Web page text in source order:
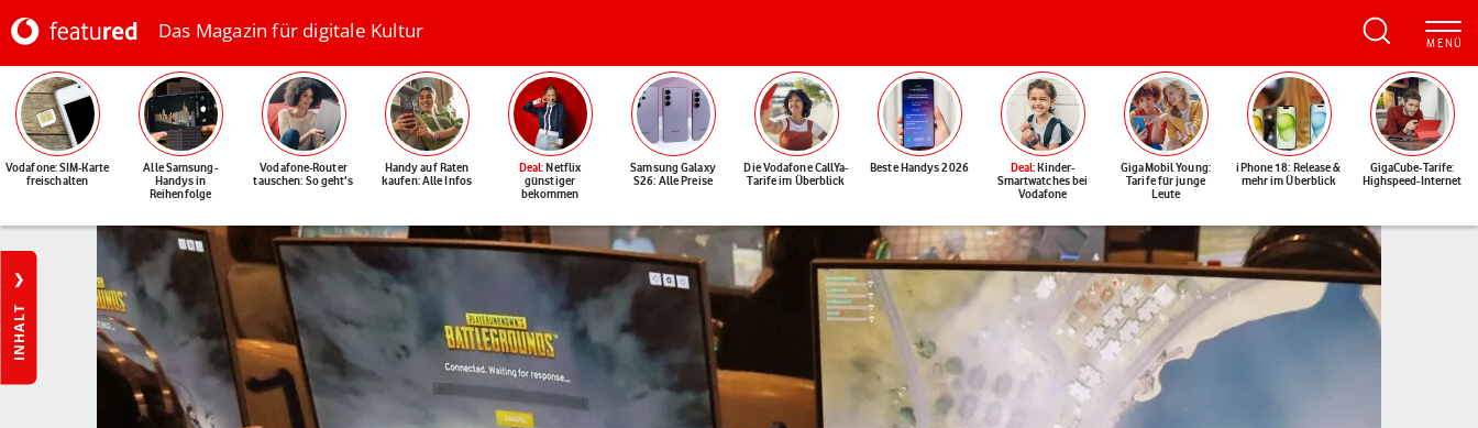
Das Magazin für digitale Kultur
Vodafone: SIM-Karte
freischalten
Alle Samsung-
Handys in
Reihenfolge
Vodafone-Router
tauschen: So geht's
Handy auf Raten
kaufen: Alle Infos
Deal: Netflix
günstiger
bekommen
Samsung Galaxy
S26: Alle Preise
Die Vodafone CallYa-
Tarife im Überblick
Beste Handys 2026 Deal: Kinder-
Smartwatches bei
Vodafone
GigaMobil Young:
Tarife für junge
Leute
iPhone 18: Release &
mehr im Überblick
GigaCube-Tarife:
Highspeed-Internet
INHALT